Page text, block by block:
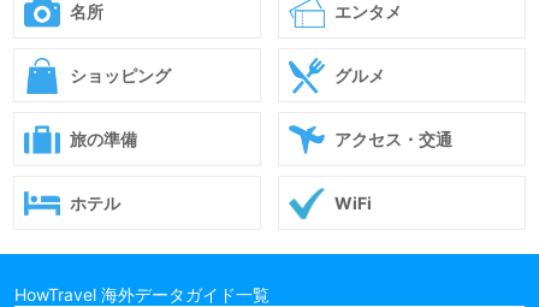
名所 エンタメ
ショッピング グルメ
旅の準備 アクセス・交通
ホテル WiFi
HowTravel 海外データガイド一覧